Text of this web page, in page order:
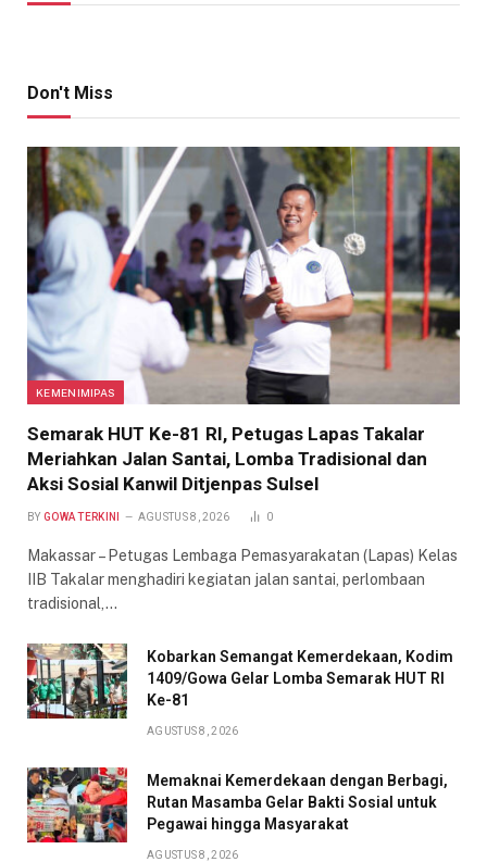
Don't Miss
KEMENIMIPAS
Semarak HUT Ke-81 RI, Petugas Lapas Takalar
Meriahkan Jalan Santai, Lomba Tradisional dan
Aksi Sosial Kanwil Ditjenpas Sulsel
BY GOWA TERKINI AGUSTUS 8, 2026 0
Makassar – Petugas Lembaga Pemasyarakatan (Lapas) Kelas
IIB Takalar menghadiri kegiatan jalan santai, perlombaan
tradisional,…
Kobarkan Semangat Kemerdekaan, Kodim
1409/Gowa Gelar Lomba Semarak HUT RI
Ke-81
AGUSTUS 8, 2026
Memaknai Kemerdekaan dengan Berbagi,
Rutan Masamba Gelar Bakti Sosial untuk
Pegawai hingga Masyarakat
AGUSTUS 8, 2026